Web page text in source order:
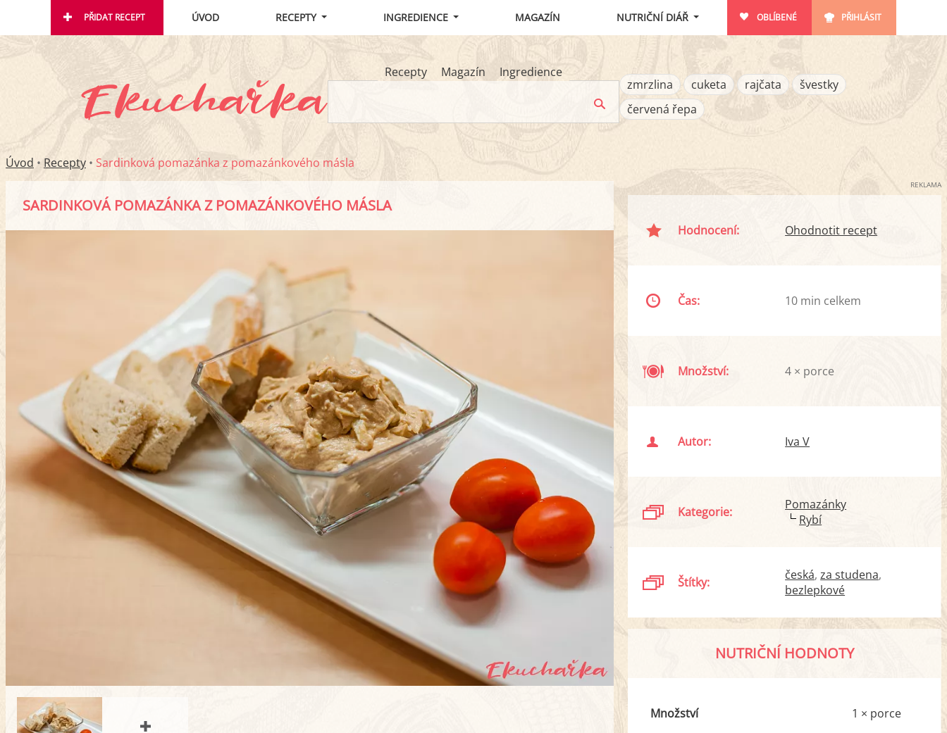
PŘIDAT RECEPT ÚVOD RECEPTY INGREDIENCE MAGAZÍN NUTRIČNÍ DIÁŘ OBLÍBENÉ PŘIHLÁSIT
Recepty Magazín
Ingredience
zmrzlina
cuketa rajčata
švestky
červená řepa
Úvod • Recepty • Sardinková pomazánka z pomazánkového másla
SARDINKOVÁ POMAZÁNKA Z POMAZÁNKOVÉHO MÁSLA
REKLAMA
Hodnocení: Ohodnotit recept
Čas: 10 min celkem
Množství: 4 × porce
Autor: Iva V
Kategorie:
Pomazánky
Rybí
Štítky: česká za studena
bezlepkové
NUTRIČNÍ HODNOTY
Množství 1 × porce